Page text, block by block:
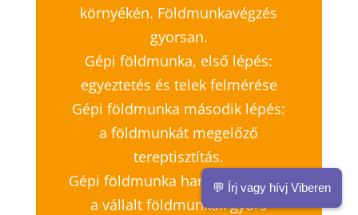
környékén. Földmunkavégzés
gyorsan.
Gépi földmunka, első lépés:
egyeztetés és telek felmérése
Gépi földmunka második lépés:
a földmunkát megelőző
tereptisztítás.
Gépi földmunka harmadik lépés:
a vállalt földmunkák gyors
💬 Írj vagy hívj Viberen